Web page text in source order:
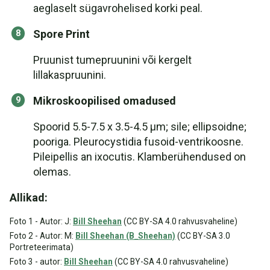
aeglaselt sügavrohelised korki peal.
Spore Print
Pruunist tumepruunini või kergelt
lillakaspruunini.
Mikroskoopilised omadused
Spoorid 5.5-7.5 x 3.5-4.5 μm; sile; ellipsoidne;
pooriga. Pleurocystidia fusoid-ventrikoosne.
Pileipellis an ixocutis. Klamberühendused on
olemas.
Allikad:
Foto 1 - Autor: J: Bill Sheehan (CC BY-SA 4.0 rahvusvaheline)
Foto 2 - Autor: M: Bill Sheehan (B_Sheehan) (CC BY-SA 3.0
Portreteerimata)
Foto 3 - autor: Bill Sheehan (CC BY-SA 4.0 rahvusvaheline)